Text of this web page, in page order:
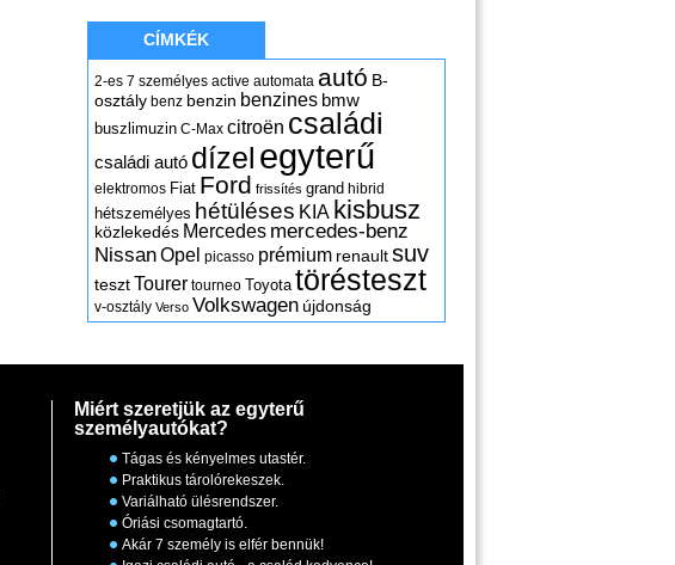
CÍMKÉK
2-es 7 személyes active automata autó B-
osztály benz benzin benzines bmw
buszlimuzin C-Max citroën családi
családi autó dízel egyterű
elektromos Fiat Ford frissítés grand hibrid
hétszemélyes hétüléses KIA kisbusz
közlekedés Mercedes mercedes-benz
NissanOpel picasso prémium renaultsuv
tesztTourer tourneo Toyota törésteszt
v-osztály Verso Volkswagen újdonság
Miért szeretjük az egyterű
személyautókat?
Tágas és kényelmes utastér.
Praktikus tárolórekeszek.
Variálható ülésrendszer.
Óriási csomagtartó.
Akár 7 személy is elfér bennük!